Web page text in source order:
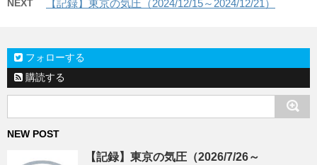
NEXT 【記録】東京の気圧（2024/12/15～2024/12/21）
フォローする
購読する
NEW POST
【記録】東京の気圧（2026/7/26～